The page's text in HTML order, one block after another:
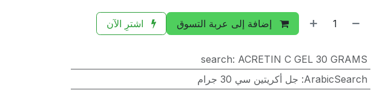
إضافة إلى عربة التسوق اشترِ الآن
search: ACRETIN C GEL 30 GRAMS
ArabicSearch
: جل أكريتين سي 30 جرام